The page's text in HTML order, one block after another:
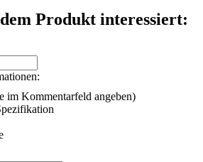
Produkt interessiert:
im Kommentarfeld angeben)